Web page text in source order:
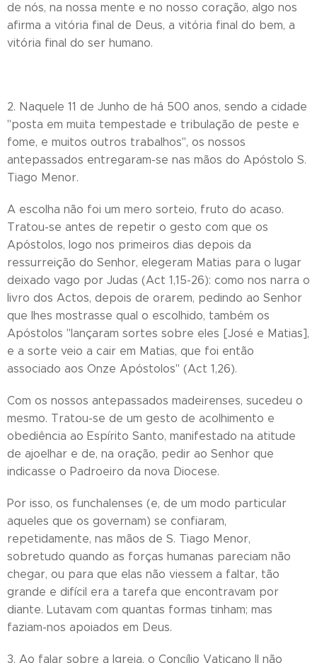
de nós, na nossa mente e no nosso coração, algo nos
afirma a vitória final de Deus, a vitória final do bem, a
vitória final do ser humano.
2. Naquele 11 de Junho de há 500 anos, sendo a cidade
"posta em muita tempestade e tribulação de peste e
fome, e muitos outros trabalhos", os nossos
antepassados entregaram-se nas mãos do Apóstolo S.
Tiago Menor.
A escolha não foi um mero sorteio, fruto do acaso.
Tratou-se antes de repetir o gesto com que os
Apóstolos, logo nos primeiros dias depois da
ressurreição do Senhor, elegeram Matias para o lugar
deixado vago por Judas (Act 1,15-26): como nos narra o
livro dos Actos, depois de orarem, pedindo ao Senhor
que lhes mostrasse qual o escolhido, também os
Apóstolos "lançaram sortes sobre eles [José e Matias],
e a sorte veio a cair em Matias, que foi então
associado aos Onze Apóstolos" (Act 1,26).
Com os nossos antepassados madeirenses, sucedeu o
mesmo. Tratou-se de um gesto de acolhimento e
obediência ao Espírito Santo, manifestado na atitude
de ajoelhar e de, na oração, pedir ao Senhor que
indicasse o Padroeiro da nova Diocese.
Por isso, os funchalenses (e, de um modo particular
aqueles que os governam) se confiaram,
repetidamente, nas mãos de S. Tiago Menor,
sobretudo quando as forças humanas pareciam não
chegar, ou para que elas não viessem a faltar, tão
grande e difícil era a tarefa que encontravam por
diante. Lutavam com quantas formas tinham; mas
faziam-nos apoiados em Deus.
3. Ao falar sobre a Igreja, o Concílio Vaticano II não